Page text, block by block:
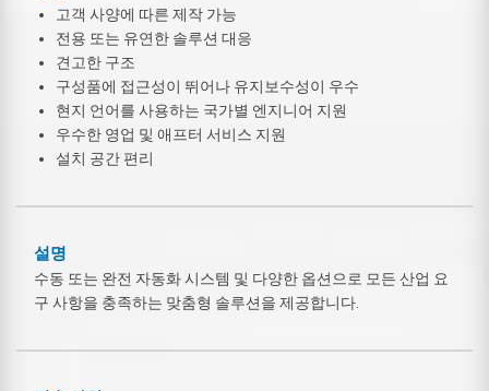
고객 사양에 따른 제작 가능
전용 또는 유연한 솔루션 대응
견고한 구조
구성품에 접근성이 뛰어나 유지보수성이 우수
현지 언어를 사용하는 국가별 엔지니어 지원
우수한 영업 및 애프터 서비스 지원
설치 공간 편리
설명
수동 또는 완전 자동화 시스템 및 다양한 옵션으로 모든 산업 요
구 사항을 충족하는 맞춤형 솔루션을 제공합니다.